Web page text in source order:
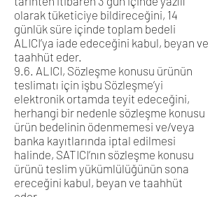
olarak tüketiciye bildireceğini, 14
günlük süre içinde toplam bedeli
ALICI’ya iade edeceğini kabul, beyan ve
taahhüt eder.
9.6. ALICI, Sözleşme konusu ürünün
teslimatı için işbu Sözleşme’yi
elektronik ortamda teyit edeceğini,
herhangi bir nedenle sözleşme konusu
ürün bedelinin ödenmemesi ve/veya
banka kayıtlarında iptal edilmesi
halinde, SATICI’nın sözleşme konusu
ürünü teslim yükümlülüğünün sona
ereceğini kabul, beyan ve taahhüt